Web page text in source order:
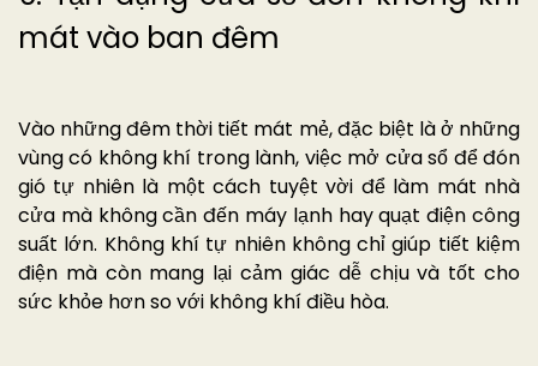
mát vào ban đêm
Vào những đêm thời tiết mát mẻ, đặc biệt là ở những
vùng có không khí trong lành, việc mở cửa sổ để đón
gió tự nhiên là một cách tuyệt vời để làm mát nhà
cửa mà không cần đến máy lạnh hay quạt điện công
suất lớn. Không khí tự nhiên không chỉ giúp tiết kiệm
điện mà còn mang lại cảm giác dễ chịu và tốt cho
sức khỏe hơn so với không khí điều hòa.